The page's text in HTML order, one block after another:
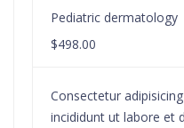
Pediatric dermatology
$498.00
Consectetur
incididunt ut labore et